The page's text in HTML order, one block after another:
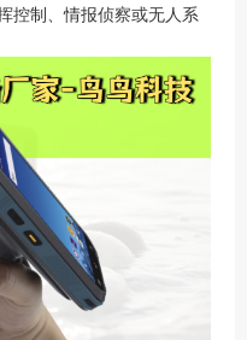
控制、情报侦察或无人系